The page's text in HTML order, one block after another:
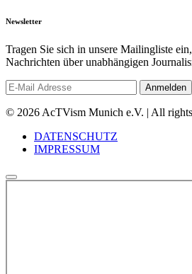
Newsletter
Tragen Sie sich in unsere Mailingliste
Nachrichten über unabhängigen
© 2026 AcTVism Munich e.V. | All rights
DATENSCHUTZ
IMPRESSUM